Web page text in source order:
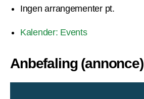
Ingen arrangementer pt.
Kalender: Events
Anbefaling (annonce)